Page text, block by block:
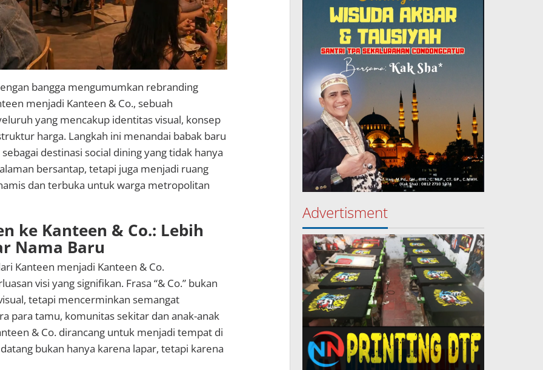
bangga mengumumkan rebranding
menjadi Kanteen & Co., sebuah
yang mencakup identitas visual, konsep
harga. Langkah ini menandai babak baru
destinasi social dining yang tidak hanya
bersantap, tetapi juga menjadi ruang
dan terbuka untuk warga metropolitan
ke Kanteen & Co.: Lebih
Nama Baru
Kanteen menjadi Kanteen & Co.
visi yang signifikan. Frasa “& Co.” bukan
tetapi mencerminkan semangat
para tamu, komunitas sekitar dan anak-anak
& Co. dirancang untuk menjadi tempat di
bukan hanya karena lapar, tetapi karena
Advertisment